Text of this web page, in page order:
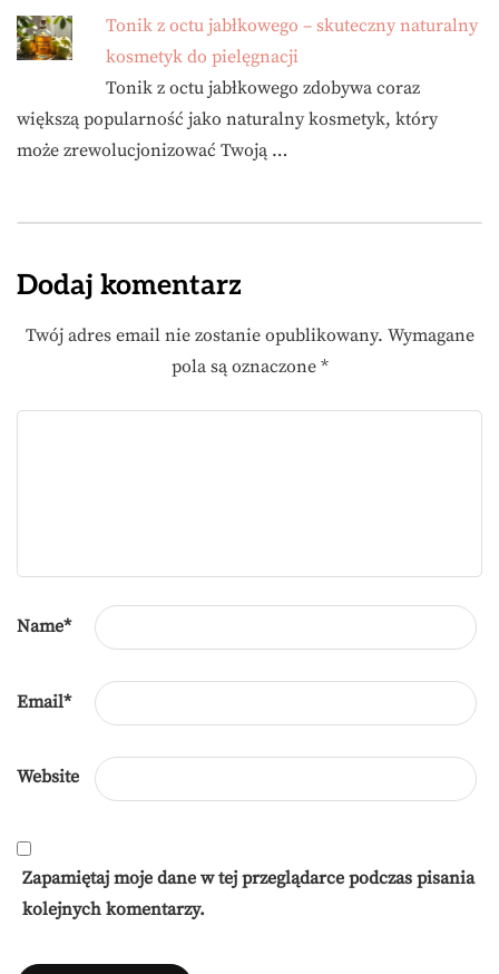
Tonik z octu jabłkowego – skuteczny naturalny
kosmetyk do pielęgnacji
Tonik z octu jabłkowego zdobywa coraz
większą popularność jako naturalny kosmetyk, który
może zrewolucjonizować Twoją …
Dodaj komentarz
Twój adres email nie zostanie opublikowany. Wymagane
pola są oznaczone *
Name*
Email*
Website
Zapamiętaj moje dane w tej przeglądarce podczas pisania
kolejnych komentarzy.